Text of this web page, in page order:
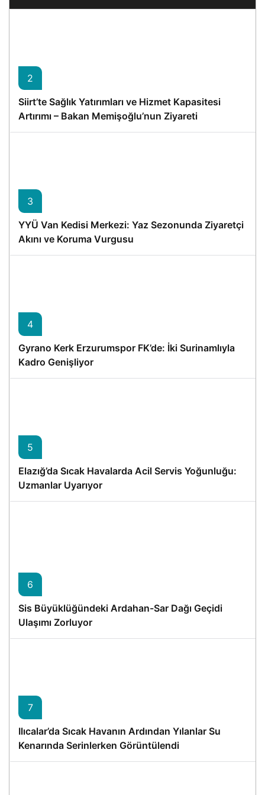
2
Siirt’te Sağlık Yatırımları ve Hizmet Kapasitesi
Artırımı – Bakan Memişoğlu’nun Ziyareti
3
YYÜ Van Kedisi Merkezi: Yaz Sezonunda Ziyaretçi
Akını ve Koruma Vurgusu
4
Gyrano Kerk Erzurumspor FK’de: İki Surinamlıyla
Kadro Genişliyor
5
Elazığ’da Sıcak Havalarda Acil Servis Yoğunluğu:
Uzmanlar Uyarıyor
6
Sis Büyüklüğündeki Ardahan-Sar Dağı Geçidi
Ulaşımı Zorluyor
7
Ilıcalar’da Sıcak Havanın Ardından Yılanlar Su
Kenarında Serinlerken Görüntülendi